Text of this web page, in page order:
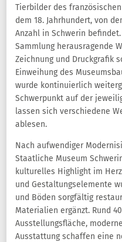
Tierbilder des
dem 18. Jahrhundert, von
Anzahl in Schwerin
Sammlung herausragende
Zeichnung und Druckgrafik
Einweihung des
wurde kontinuierlich
Schwerpunkt auf der
lassen sich verschiedene
ablesen.
Nach aufwendiger
Staatliche Museum
kulturelles Highlight im
und Gestaltungselemente
und Böden sorgfältig
Materialien ergänzt. Rund
Ausstellungsfläche,
Ausstattung schaffen eine